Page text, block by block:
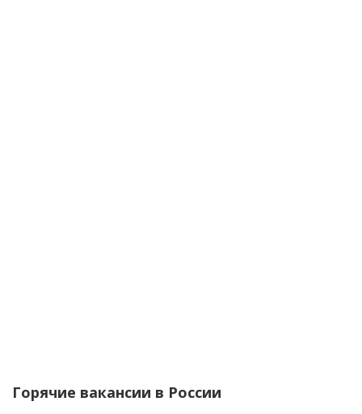
Горячие вакансии в России